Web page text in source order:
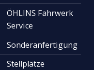
ÖHLINS Fahrwerk
Service
Sonderanfertigung
Stellplätze